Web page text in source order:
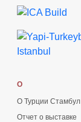
О
О Турции Стамбул
Отчет о выставке